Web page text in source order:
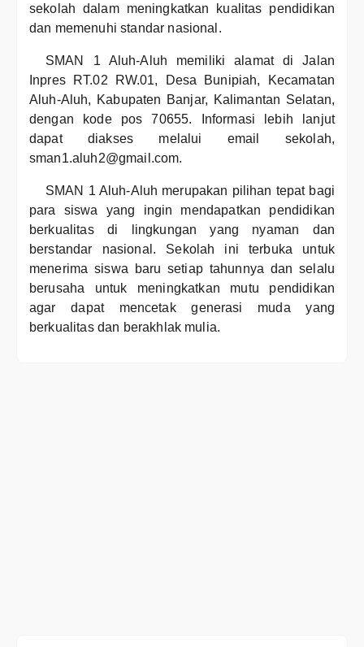
sekolah dalam meningkatkan kualitas pendidikan
dan memenuhi standar nasional.
SMAN 1 Aluh-Aluh memiliki alamat di Jalan
Inpres RT.02 RW.01, Desa Bunipiah, Kecamatan
Aluh-Aluh, Kabupaten Banjar, Kalimantan Selatan,
dengan kode pos 70655. Informasi lebih lanjut
dapat diakses melalui email sekolah,
sman1.aluh2@gmail.com.
SMAN 1 Aluh-Aluh merupakan pilihan tepat bagi
para siswa yang ingin mendapatkan pendidikan
berkualitas di lingkungan yang nyaman dan
berstandar nasional. Sekolah ini terbuka untuk
menerima siswa baru setiap tahunnya dan selalu
berusaha untuk meningkatkan mutu pendidikan
agar dapat mencetak generasi muda yang
berkualitas dan berakhlak mulia.